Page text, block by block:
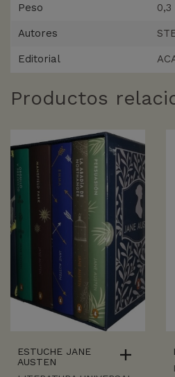
Peso 0,3
Autores
Editorial
Productos
ESTUCHE JANE
AUSTEN